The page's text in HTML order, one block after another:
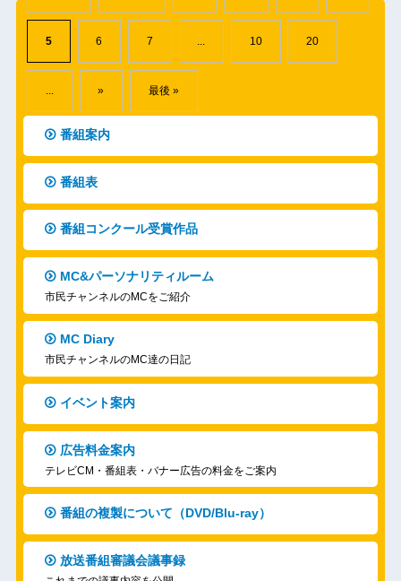
5 6 7 10 20
... » 最後 »
番組案内
番組表
番組コンクール受賞作品
MC&パーソナリティルーム
市民チャンネルのMCをご紹介
MC Diary
市民チャンネルのMC達の日記
イベント案内
広告料金案内
テレビCM・番組表・バナー広告の料金をご案内
番組の複製について（DVD/Blu-ray）
放送番組審議会議事録